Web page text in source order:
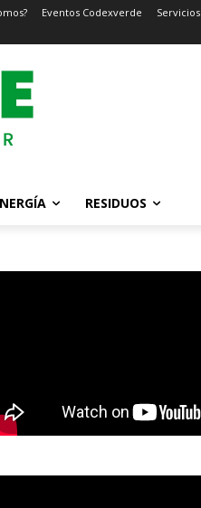
Eventos Codexverde Servicios
RESIDUOS